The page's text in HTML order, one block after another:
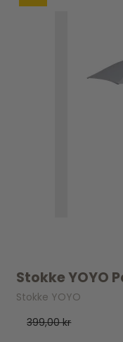
Stokke YOYO
Stokke YOYO
399,00 kr